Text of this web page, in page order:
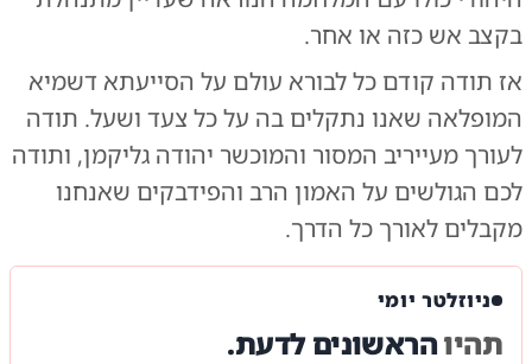
בקצב אש כזה או אחר.
אז תודה קודם כל לבורא עולם על הסייעתא דשמיא
המופלאה שאנו נתקלים בה על כל צעד ושעל. תודה
לעורך מעייריב המסור והמוכשר יהודה גליקמן, ותודה
לכם הגולשים על האמון הרב והפידבקים שאנחנו
מקבלים לאורך כל הדרך.
ניוזלטר יומי
תהיוהראשונים לדעת.